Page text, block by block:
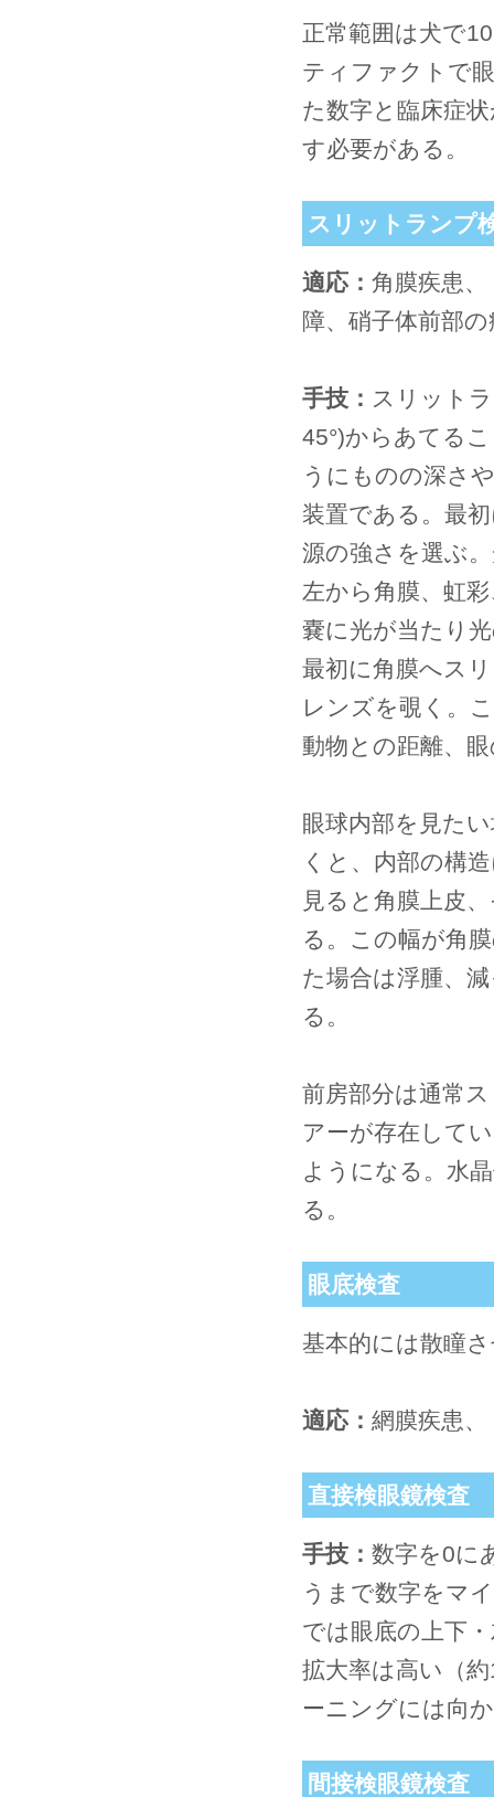
正常範囲は犬で
ティファクトで
た数字と臨床症
す必要がある。
スリットランプ
適応： 角膜疾患
障、硝子体前部
手技： スリット
45°)からあてる
うにものの深さ
装置である。最
源の強さを選ぶ
左から角膜、虹
嚢に光が当たり
最初に角膜へス
レンズを覗く。
動物との距離、
眼球内部を見た
くと、内部の構
見ると角膜上皮
る。この幅が角
た場合は浮腫、
る。
前房部分は通常
アーが存在して
ようになる。水
る。
眼底検査
基本的には散瞳
適応： 網膜疾患
直接検眼鏡検査
手技： 数字を0に
うまで数字をマ
では眼底の上下
拡大率は高い（
ーニングには向
間接検眼鏡検査